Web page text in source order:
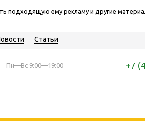
подходящую ему рекламу и другие
Статьи
Пн—Вс 9:00—19:00 +7